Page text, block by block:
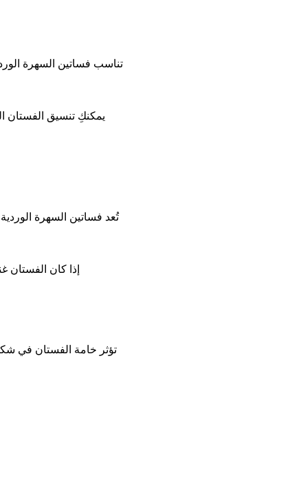
تناسب فساتين السهرة
يمكنكِ تنسيق الفستان
تُعد فساتين السهرة
إذا كان الفستان
تؤثر خامة الفستان في